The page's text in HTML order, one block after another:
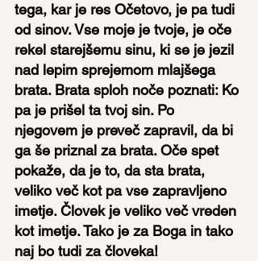
tega, kar je res Očetovo, je pa tudi
od sinov. Vse moje je tvoje, je oče
rekel starejšemu sinu, ki se je jezil
nad lepim sprejemom mlajšega
brata. Brata sploh noče poznati: Ko
pa je prišel ta tvoj sin. Po
njegovem je preveč zapravil, da bi
ga še priznal za brata. Oče spet
pokaže, da je to, da sta brata,
veliko več kot pa vse zapravljeno
imetje. Človek je veliko več vreden
kot imetje. Tako je za Boga in tako
naj bo tudi za človeka!